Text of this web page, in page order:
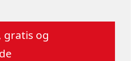
gratis og